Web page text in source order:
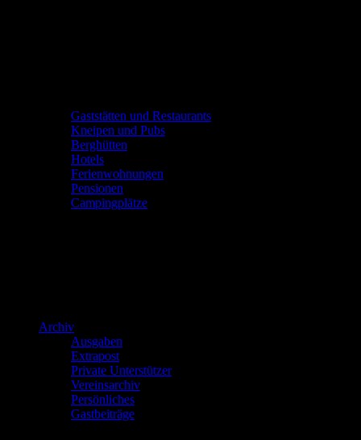
Gaststätten und Restaurants
Kneipen und Pubs
Berghütten
Hotels
Ferienwohnungen
Pensionen
Campingplätze
Archiv
Ausgaben
Extrapost
Private Unterstützer
Vereinsarchiv
Persönliches
Gastbeiträge